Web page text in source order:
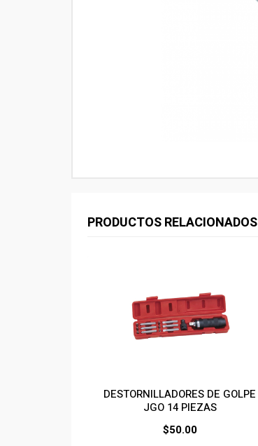
PRODUCTOS RELACIONADOS
DESTORNILLADORES DE GOLPE
JGO 14 PIEZAS
$50.00